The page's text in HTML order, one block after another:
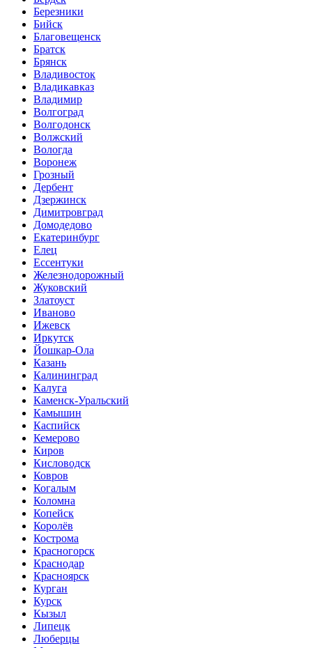
Березники
Бийск
Благовещенск
Братск
Брянск
Владивосток
Владикавказ
Владимир
Волгоград
Волгодонск
Волжский
Вологда
Воронеж
Грозный
Дербент
Дзержинск
Димитровград
Домодедово
Екатеринбург
Елец
Ессентуки
Железнодорожный
Жуковский
Златоуст
Иваново
Ижевск
Иркутск
Йошкар-Ола
Казань
Калининград
Калуга
Каменск-Уральский
Камышин
Каспийск
Кемерово
Киров
Кисловодск
Ковров
Когалым
Коломна
Копейск
Королёв
Кострома
Красногорск
Краснодар
Красноярск
Курган
Курск
Кызыл
Липецк
Люберцы